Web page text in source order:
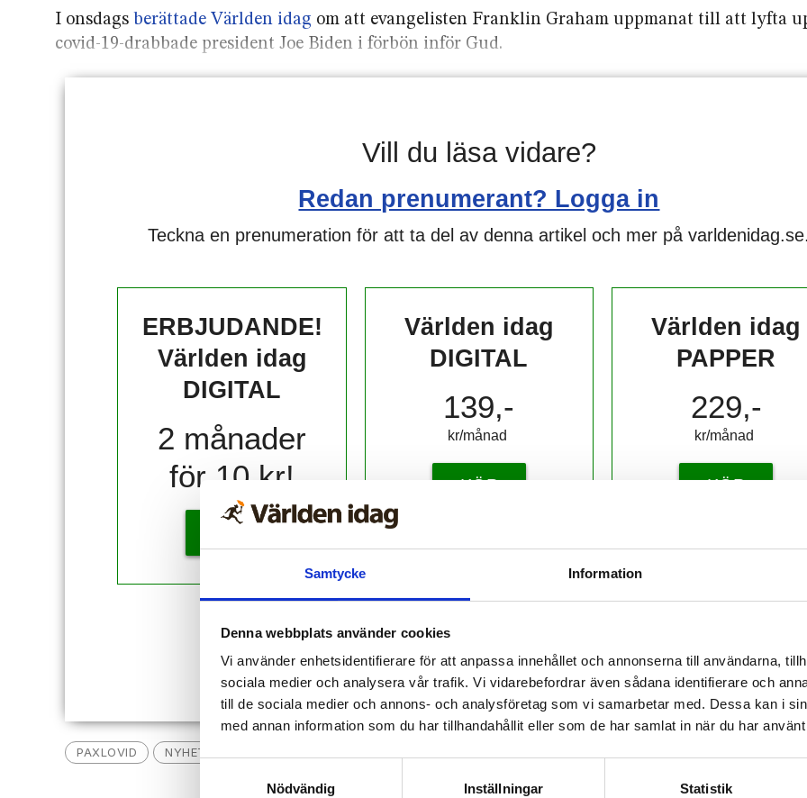
Samtycke Information
Denna webbplats använder cookies
Vi använder enhetsidentifierare för att anpassa innehållet och annonserna till användarna,
sociala medier och analysera vår trafik. Vi vidarebefordrar även sådana identifierare och
till de sociala medier och annons- och analysföretag som vi samarbetar med. Dessa kan i
med annan information som du har tillhandahållit eller som de har samlat in när du har
Samtyckesval
Nödvändig
Inställningar Statistik
I onsdags berättade Världen idag om att evangelisten Franklin Graham uppmanat till att lyfta
covid-19-drabbade president Joe Biden i förbön inför Gud.
Vill du läsa vidare?
Redan prenumerant? Logga in
Teckna en prenumeration för att ta del av denna artikel och mer på
ERBJUDANDE!
Världen idag
DIGITAL
2 månader
för 10 kr!
Världen idag
DIGITAL
139,-
kr/månad ​​​​​​
KÖP
Världen idag
PAPPER
229,-
kr/månad ​​​​​​
KÖP
Redan prenumerant? Logga in
Mina Sidor
PAXLOVID NYHETER